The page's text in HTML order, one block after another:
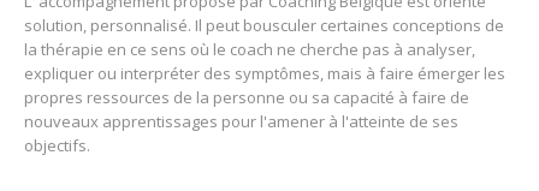
solution, personnalisé. Il peut bousculer certaines conceptions de
la thérapie en ce sens où le coach ne cherche pas à analyser,
expliquer ou interpréter des symptômes, mais à faire émerger les
propres ressources de la personne ou sa capacité à faire de
nouveaux apprentissages pour l'amener à l'atteinte de ses
objectifs.